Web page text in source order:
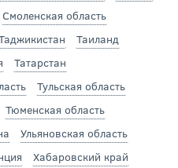
Смоленская область
Таиланд
Татарстан
Тульская область
Тюменская область
Ульяновская область
Хабаровский край